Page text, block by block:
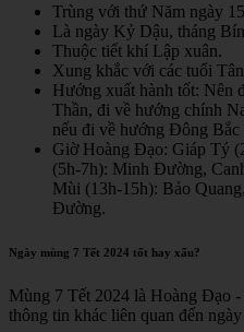
Trùng với thứ Năm ngày
Là ngày Kỷ Dậu, tháng
Thuộc tiết khí Lập xuân.
Xung khắc với các tuổi
Hướng xuất hành tốt: Nên
Thần, đi về hướng chính
nếu đi về hướng Đông Bắc
Giờ Hoàng Đạo: Giáp Tý
(5h-7h): Minh Đường,
Mùi (13h-15h): Bảo
Đường.
Ngày mùng 7 Tết 2024 tốt hay xấu?
Mùng 7 Tết 2024 là Hoàng Đạo
thông tin khác liên quan đến